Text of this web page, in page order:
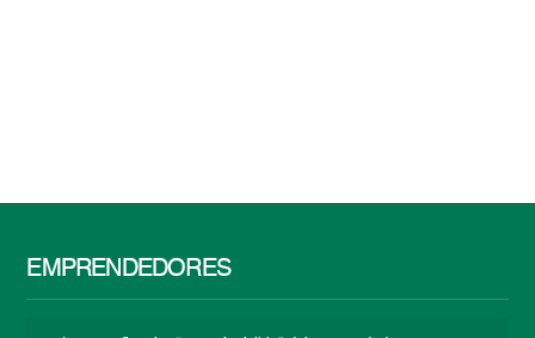
EMPRENDEDORES